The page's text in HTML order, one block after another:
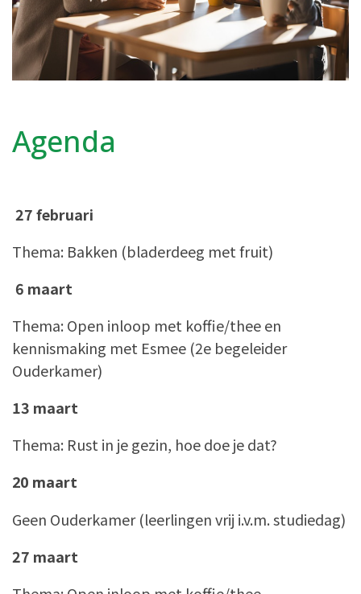
Agenda
27 februari
Thema: Bakken (bladerdeeg met fruit)
6 maart
Thema: Open inloop met koffie/thee en
kennismaking met Esmee (2e begeleider
Ouderkamer)
13 maart
Thema: Rust in je gezin, hoe doe je dat?
20 maart
Geen Ouderkamer (leerlingen vrij i.v.m. studiedag)
27 maart